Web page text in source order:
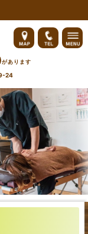
があります
24